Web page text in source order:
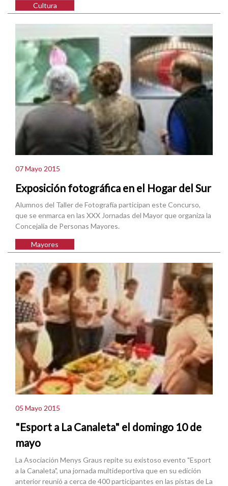
Cultura
07 Mayo 2015
Exposición fotográfica en el Hogar del Sur
Alumnos del Taller de Fotografía participan este Concurso,
que se enmarca en las XXX Jornadas del Mayor que organiza la
Concejalía de Personas Mayores.
Mayores
05 Mayo 2015
"Esport a La Canaleta" el domingo 10 de
mayo
La Asociación Menys Graus repite su existoso evento "Esport
a la Canaleta", una jornada multideportiva que en su edición
anterior reunió a cerca de 400 participantes en las pistas de La